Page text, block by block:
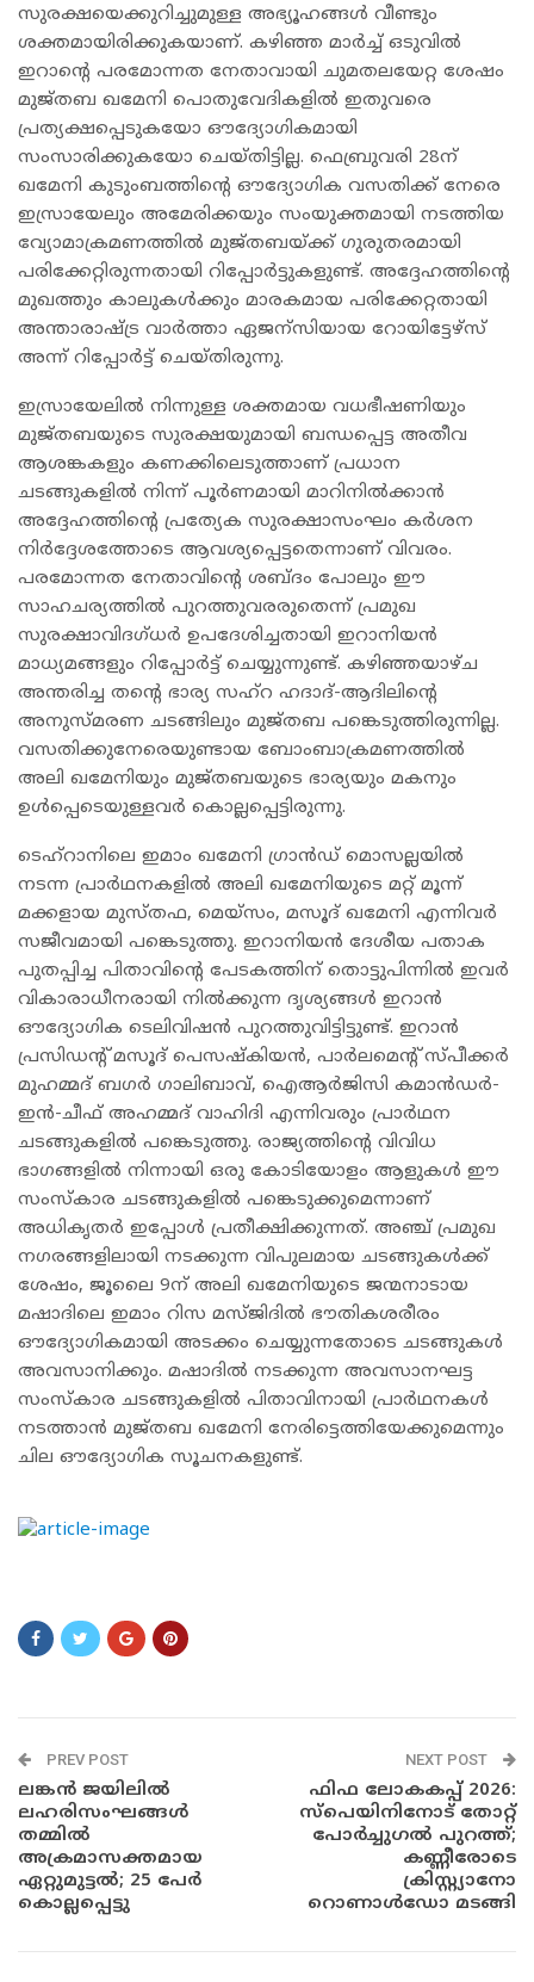
സുരക്ഷയെക്കുറിച്ചുമുള്ള അഭ്യൂഹങ്ങള്‍ വീണ്ടും
ശക്തമായിരിക്കുകയാണ്. കഴിഞ്ഞ മാര്‍ച്ച് ഒടുവില്‍
ഇറാന്റെ പരമോന്നത നേതാവായി ചുമതലയേറ്റ ശേഷം
മുജ്തബ ഖമേനി പൊതുവേദികളില്‍ ഇതുവരെ
പ്രത്യക്ഷപ്പെടുകയോ ഔദ്യോഗികമായി
സംസാരിക്കുകയോ ചെയ്തിട്ടില്ല. ഫെബ്രുവരി 28ന്
ഖമേനി കുടുംബത്തിന്റെ ഔദ്യോഗിക വസതിക്ക് നേരെ
ഇസ്രായേലും അമേരിക്കയും സംയുക്തമായി നടത്തിയ
വ്യോമാക്രമണത്തില്‍ മുജ്തബയ്ക്ക് ഗുരുതരമായി
പരിക്കേറ്റിരുന്നതായി റിപ്പോര്‍ട്ടുകളുണ്ട്. അദ്ദേഹത്തിന്റെ
മുഖത്തും കാലുകള്‍ക്കും മാരകമായ പരിക്കേറ്റതായി
അന്താരാഷ്ട്ര വാര്‍ത്താ ഏജന്സിയായ റോയിട്ടേഴ്സ്
അന്ന് റിപ്പോര്‍ട്ട് ചെയ്തിരുന്നു.
ഇസ്രായേലില്‍ നിന്നുള്ള ശക്തമായ വധഭീഷണിയും
മുജ്തബയുടെ സുരക്ഷയുമായി ബന്ധപ്പെട്ട അതീവ
ആശങ്കകളും കണക്കിലെടുത്താണ്‌ പ്രധാന
ചടങ്ങുകളില്‍ നിന്ന് പൂര്‍ണമായി മാറിനില്‍ക്കാന്‍
അദ്ദേഹത്തിന്റെ പ്രത്യേക സുരക്ഷാസംഘം കര്‍ശന
നിര്‍ദ്ദേശത്തോടെ ആവശ്യപ്പെട്ടതെന്നാണ് വിവരം.
പരമോന്നത നേതാവിന്റെ ശബ്ദം പോലും ഈ
സാഹചര്യത്തില്‍ പുറത്തുവരരുതെന്ന് പ്രമുഖ
സുരക്ഷാവിദഗ്ധര്‍ ഉപദേശിച്ചതായി ഇറാനിയന്‍
മാധ്യമങ്ങളും റിപ്പോര്‍ട്ട് ചെയ്യുന്നുണ്ട്. കഴിഞ്ഞയാഴ്ച
അന്തരിച്ച തന്റെ ഭാര്യ സഹ്റ ഹദാദ്-ആദിലിന്റെ
അനുസ്മരണ ചടങ്ങിലും മുജ്തബ പങ്കെടുത്തിരുന്നില്ല.
വസതിക്കുനേരെയുണ്ടായ ബോംബാക്രമണത്തില്‍
അലി ഖമേനിയും മുജ്തബയുടെ ഭാര്യയും മകനും
ഉള്‍പ്പെടെയുള്ളവര്‍ കൊല്ലപ്പെട്ടിരുന്നു.
ടെഹ്റാനിലെ ഇമാം ഖമേനി ഗ്രാന്‍ഡ് മൊസല്ലയില്‍
നടന്ന പ്രാര്‍ഥനകളില്‍ അലി ഖമേനിയുടെ മറ്റ് മൂന്ന്
മക്കളായ മുസ്തഫ, മെയ്‌സം, മസൂദ് ഖമേനി എന്നിവര്‍
സജീവമായി പങ്കെടുത്തു. ഇറാനിയന്‍ ദേശീയ പതാക
പുതപ്പിച്ച പിതാവിന്റെ പേടകത്തിന് തൊട്ടുപിന്നില്‍ ഇവര്‍
വികാരാധീനരായി നില്‍ക്കുന്ന ദൃശ്യങ്ങള്‍ ഇറാന്‍
ഔദ്യോഗിക ടെലിവിഷന്‍ പുറത്തുവിട്ടിട്ടുണ്ട്. ഇറാന്‍
പ്രസിഡന്റ് മസൂദ് പെസഷ്‌കിയന്‍, പാര്‍ലമെന്റ് സ്പീക്കര്‍
മുഹമ്മദ് ബഗര്‍ ഗാലിബാവ്, ഐആര്‍ജിസി കമാന്‍ഡര്‍-
ഇന്‍-ചീഫ് അഹമ്മദ് വാഹിദി എന്നിവരും പ്രാര്‍ഥന
ചടങ്ങുകളില്‍ പങ്കെടുത്തു. രാജ്യത്തിന്റെ വിവിധ
ഭാഗങ്ങളില്‍ നിന്നായി ഒരു കോടിയോളം ആളുകള്‍ ഈ
സംസ്‌കാര ചടങ്ങുകളില്‍ പങ്കെടുക്കുമെന്നാണ്
അധികൃതര്‍ ഇപ്പോള്‍ പ്രതീക്ഷിക്കുന്നത്. അഞ്ച് പ്രമുഖ
നഗരങ്ങളിലായി നടക്കുന്ന വിപുലമായ ചടങ്ങുകള്‍ക്ക്
ശേഷം, ജൂലൈ 9ന് അലി ഖമേനിയുടെ ജന്മനാടായ
മഷാദിലെ ഇമാം റിസ മസ്ജിദില്‍ ഭൗതികശരീരം
ഔദ്യോഗികമായി അടക്കം ചെയ്യുന്നതോടെ ചടങ്ങുകള്‍
അവസാനിക്കും. മഷാദില്‍ നടക്കുന്ന അവസാനഘട്ട
സംസ്‌കാര ചടങ്ങുകളില്‍ പിതാവിനായി പ്രാര്‍ഥനകള്‍
നടത്താന്‍ മുജ്തബ ഖമേനി നേരിട്ടെത്തിയേക്കുമെന്നും
ചില ഔദ്യോഗിക സൂചനകളുണ്ട്.
PREV POST
ലങ്കന്‍ ജയിലില്‍
ലഹരിസംഘങ്ങള്‍
തമ്മില്‍
അക്രമാസക്തമായ
ഏറ്റുമുട്ടല്‍; 25 പേര്‍
കൊല്ലപ്പെട്ടു
NEXT POST
ഫിഫ ലോകകപ്പ് 2026:
സ്പെയിനിനോട് തോറ്റ്
പോർച്ചുഗൽ പുറത്ത്;
കണ്ണീരോടെ
ക്രിസ്റ്റ്യാനോ
റൊണാൾഡോ മടങ്ങി